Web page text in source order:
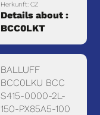
Herkunft: CZ
Details about :
BCC0LKT
BALLUFF
BCC0LKU BCC
S415-0000-2L-
150-PX85A5-100